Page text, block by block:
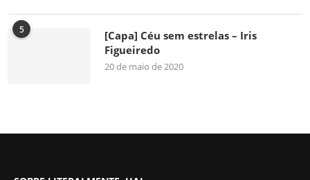
5
[Capa] Céu sem estrelas – Iris
Figueiredo
20 de maio de 2020